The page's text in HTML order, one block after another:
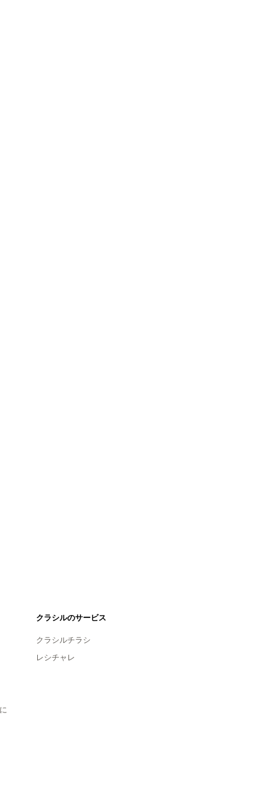
クラシルのサービス
クラシルチラシ
レシチャレ